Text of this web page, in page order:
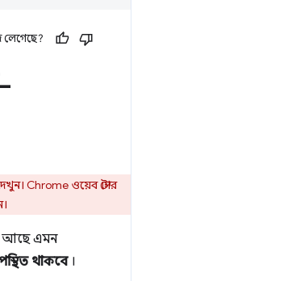
লেগেছে?
Chrome ওয়েব স্টোর
আছে এমন
থাকবে।